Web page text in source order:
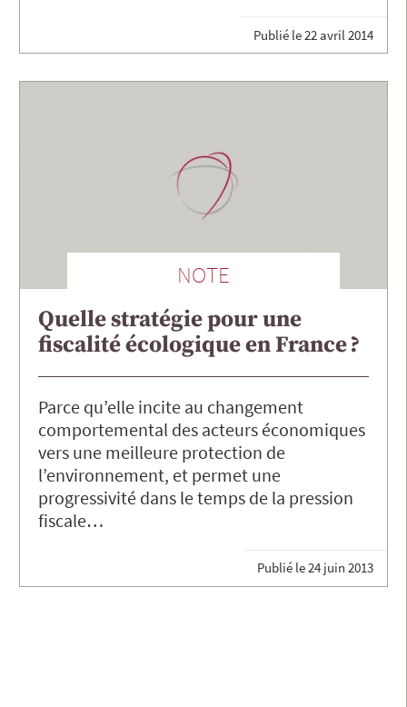
Publié le22 avril 2014
NOTE
Quelle stratégie pour une
fiscalité écologique en France ?
Parce qu’elle incite au changement
comportemental des acteurs économiques
vers une meilleure protection de
l’environnement, et permet une
progressivité dans le temps de la pression
fiscale…
Publié le24 juin 2013